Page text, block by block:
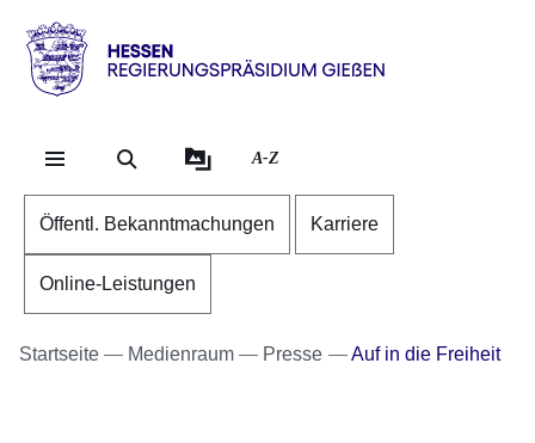
Direkt zum Kopf der
Direkt zum Inhalt
Direkt zum Fuß der
Hessen
RP
A-Z
Öffentl. Bekanntmachungen Karriere
Online-Leistungen
Startseite Medienraum Presse Auf in die Freiheit